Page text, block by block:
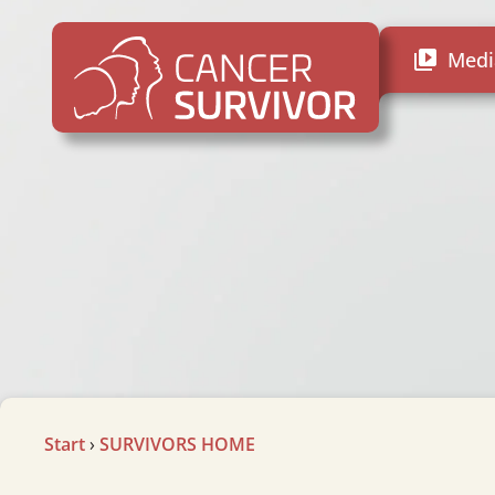
video_library
Start› SURVIVORS HOME